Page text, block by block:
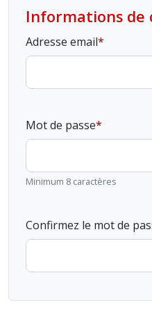
Informations de
Adresse email
Mot de passe
Minimum 8 caractères
Confirmez le mot de